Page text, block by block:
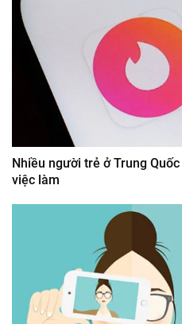
Nhiều người trẻ ở Trung
việc làm